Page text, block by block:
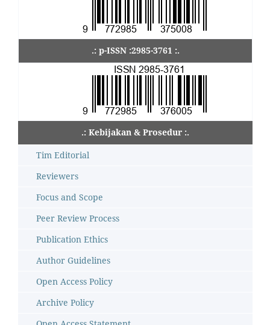
.: p-ISSN :2985-3761 :.
.: Kebijakan & Prosedur :.
Tim Editorial
Reviewers
Focus and Scope
Peer Review Process
Publication Ethics
Author Guidelines
Open Access Policy
Archive Policy